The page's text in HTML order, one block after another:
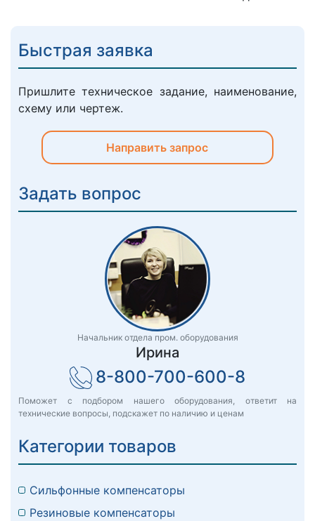
Быстрая заявка
Пришлите техническое задание, наименование,
схему или чертеж.
Направить запрос
Задать вопрос
Начальник отдела пром. оборудования
Ирина
8-800-700-600-8
Поможет с подбором нашего оборудования, ответит на
технические вопросы, подскажет по наличию и ценам
Категории товаров
Сильфонные компенсаторы
Резиновые компенсаторы